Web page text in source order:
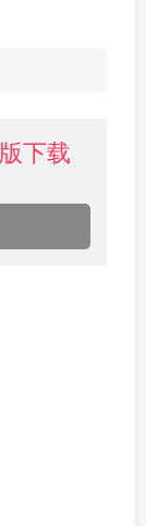
下载